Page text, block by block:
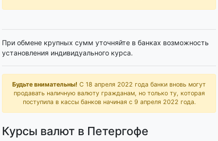
При обмене крупных сумм уточняйте в банках возможность
установления индивидуального курса.
Будьте внимательны! С 18 апреля 2022 года банки вновь могут
продавать наличную валюту гражданам, но только ту, которая
поступила в кассы банков начиная с 9 апреля 2022 года.
Курсы валют в Петергофе